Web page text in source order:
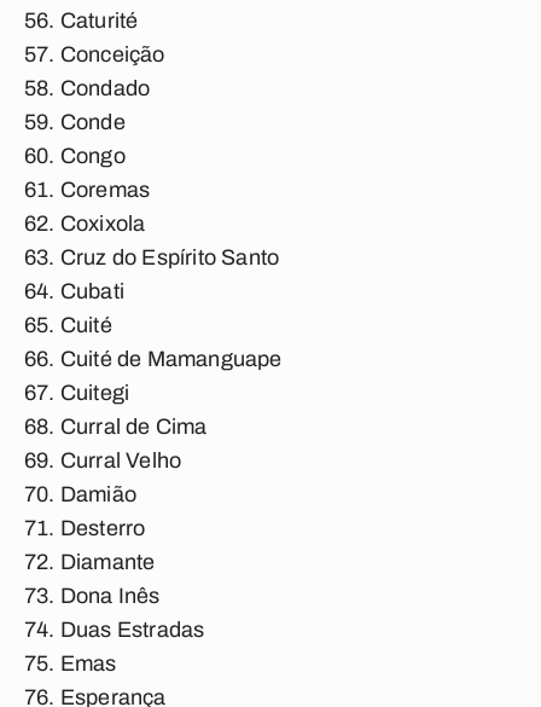
Caturité
Conceição
Condado
Conde
Congo
Coremas
Coxixola
Cruz do Espírito Santo
Cubati
Cuité
Cuité de Mamanguape
Cuitegi
Curral de Cima
Curral Velho
Damião
Desterro
Diamante
Dona Inês
Duas Estradas
Emas
Esperança